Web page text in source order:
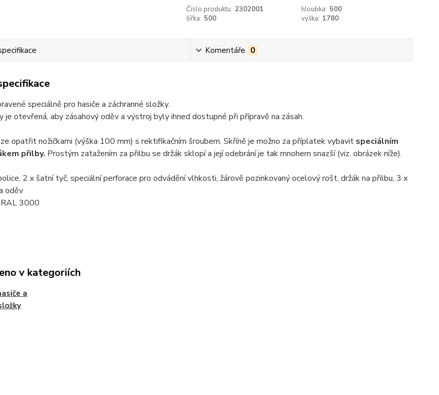
Číslo produktu: 2302001 hloubka: 500
šířka: 500 výška: 1780
Komentáře 0
speciálně pro hasiče a záchranné složky.
je otevřená, aby zásahový oděv a výstroj byly ihned dostupné při přípravě na zásah.
opatřit nožičkami (výška 100 mm) s rektifikačním šroubem. Skříně je možno za příplatek vybavit speciálním
přilby. Prostým zatažením za přilbu se držák sklopí a její odebrání je tak mnohem snazší (viz. obrázek níže).
2 x šatní tyč, speciální perforace pro odvádění vlhkosti, žárově pozinkovaný ocelový rošt, držák na přilbu, 3 x
oděv
3000
v kategoriích
a